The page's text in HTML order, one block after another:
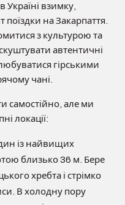
взимку,
поїздки на Закарпаття.
з культурою та
автентичні
гірськими
чані.
самостійно, але ми
локації:
із найвищих
близько 36 м. Бере
хребта і стрімко
В холодну пору